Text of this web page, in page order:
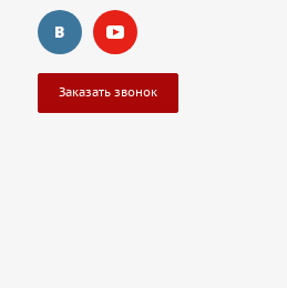
Заказать звонок